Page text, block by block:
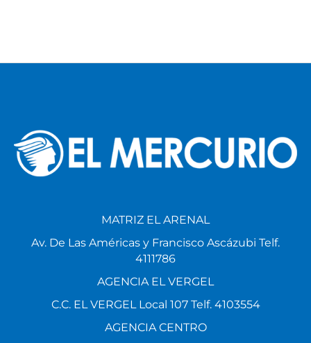
MATRIZ EL ARENAL
Av. De Las Américas y Francisco Ascázubi Telf.
4111786
AGENCIA EL VERGEL
C.C. EL VERGEL Local 107 Telf. 4103554
AGENCIA CENTRO